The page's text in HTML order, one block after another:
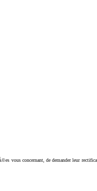
concernant, de demander leur